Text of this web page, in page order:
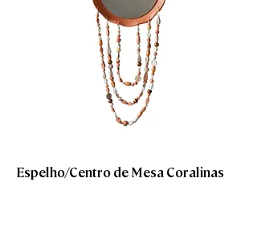
Espelho/Centro de Mesa Coralinas